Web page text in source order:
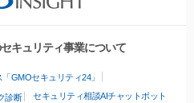
キュリティ事業について
GMOセキュリティ24」
診断 セキュリティ相談AIチャットボット